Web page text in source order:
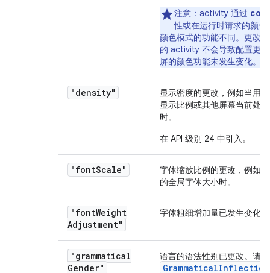
注意 ：activity 通过
性或在运行时请求的颜色
颜色模式的功能不同。更改
的 activity 不会导致配置更
屏的颜色功能未发生变化。
"density"
显示密度的更改，例如当用
显示比例或其他屏幕当前处
时。
在 API 级别 24 中引入。
"fontScale"
字体缩放比例的更改，例如
的全局字体大小时。
"fontWeight
Adjustment"
字体粗细增加量已发生变化。
"grammatical
Gender"
语言的语法性别已更改。请